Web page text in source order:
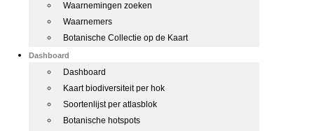
Waarnemingen zoeken
Waarnemers
Botanische Collectie op de Kaart
Dashboard
Dashboard
Kaart biodiversiteit per hok
Soortenlijst per atlasblok
Botanische hotspots